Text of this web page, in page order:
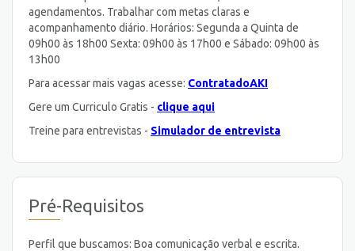
agendamentos. Trabalhar com metas claras e
acompanhamento diário. Horários: Segunda a Quinta de
09h00 às 18h00 Sexta: 09h00 às 17h00 e Sábado: 09h00 às
13h00
Para acessar mais vagas acesse: ContratadoAKI
Gere um Curriculo Gratis - clique aqui
Treine para entrevistas - Simulador de entrevista
Pré-Requisitos
Perfil que buscamos: Boa comunicação verbal e escrita.